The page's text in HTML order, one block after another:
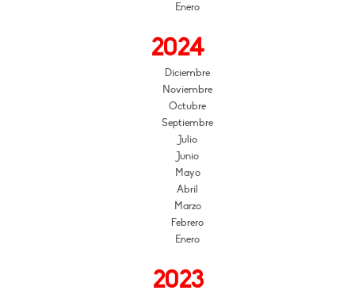
Enero
2024
Diciembre
Noviembre
Octubre
Septiembre
Julio
Junio
Mayo
Abril
Marzo
Febrero
Enero
2023